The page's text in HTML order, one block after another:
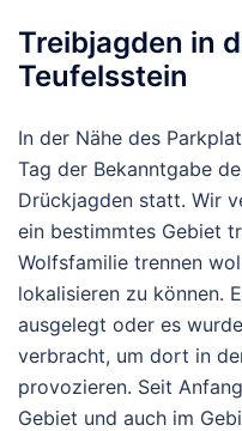
Treibjagden in
Teufelsstein
In der Nähe des
Tag der Bekanntgabe
Drückjagden statt. Wir
ein bestimmtes Gebiet
Wolfsfamilie trennen
lokalisieren zu können.
ausgelegt oder es
verbracht, um dort in
provozieren. Seit
Gebiet und auch im